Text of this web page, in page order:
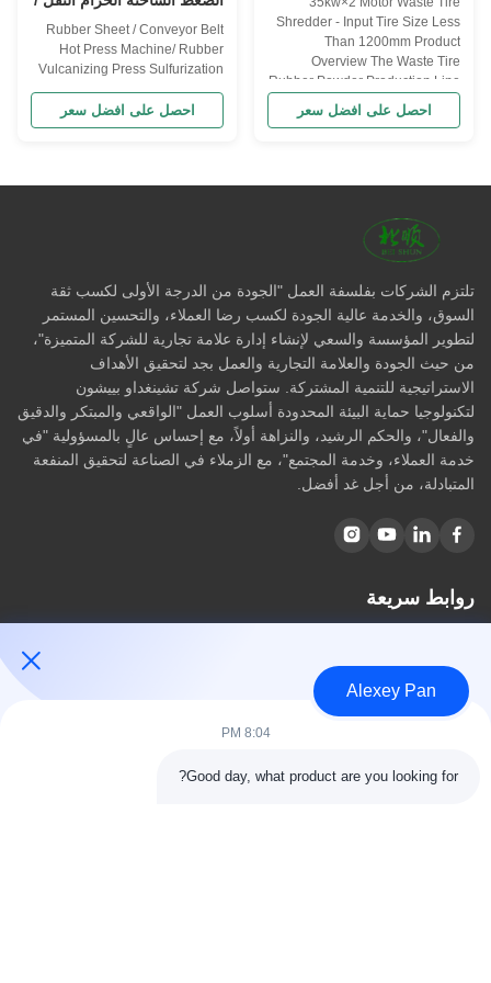
أقل من 1200mm
Shredder - Input Tire Size Less
Than 1200mm Product
Overview The Waste Tire
Rubber Powder Production Line
is a comprehensive system
designed for efficient processing
احصل على افضل سعر
مطاط التشويش
Rubber Sheet / Conveyor Belt
Hot Press Machine/ Rubber
Vulcanizing Press Sulfurization
unit for conveyor belts: This
conveyor belt sulfurization
machine is suitable for sulfiding
belts, steel wire rope conveyor
احصل على افضل سعر
تلتزم الشركات بفلسفة العمل "الجودة من الدرجة الأولى لكسب ثقة
السوق، والخدمة عالية الجودة لكسب رضا العملاء، والتحسين المستمر
لتطوير المؤسسة والسعي لإنشاء إدارة علامة تجارية للشركة المتميزة"،
من حيث الجودة والعلامة التجارية والعمل بجد لتحقيق الأهداف
الاستراتيجية للتنمية المشتركة. ستواصل شركة تشينغداو بييشون
لتكنولوجيا حماية البيئة المحدودة أسلوب العمل "الواقعي والمبتكر والدقيق
والفعال"، والحكم الرشيد، والنزاهة أولاً، مع إحساس عالٍ بالمسؤولية "في
خدمة العملاء، وخدمة المجتمع"، مع الزملاء في الصناعة لتحقيق المنفعة
المتبادلة، من أجل غد أفضل.
روابط سريعة
معلومات عنا
المنتجات
اتصل بنا
فئات
Alexey Pan
8:04 PM
Good day, what product are you looking for?